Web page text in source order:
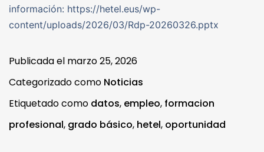
información: https://hetel.eus/wp-
content/uploads/2026/03/Rdp-20260326.pptx
Publicada el marzo 25, 2026
Categorizado como Noticias
Etiquetado como datos, empleo, formacion
profesional, grado básico, hetel, oportunidad